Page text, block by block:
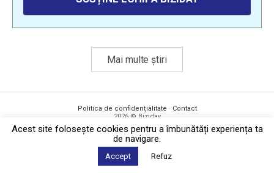
Mai multe știri
Politica de confidențialitate · Contact
2026 © Biziday
Acest site foloseşte cookies pentru a îmbunătăți experiența ta
de navigare.
Accept Refuz